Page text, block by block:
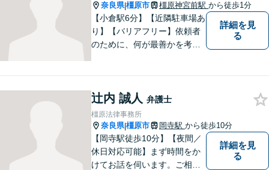
奈良県|橿原市 橿原神宮前駅 から徒歩1分
【小倉駅6分】【近隣駐車場あ
り】【バリアフリー】依頼者
のために、何が最善かを考
決策を提案し続けます。 よろ
しくお願いします。
詳細を見
る
辻内 誠人 弁護士
橿原法律事務所
奈良県|橿原市 岡寺駅 から徒歩10分
【岡寺駅徒歩10分】【夜間／
休日対応可能】まず時間をか
けてお話を伺います。ご相談
詳細を見
る